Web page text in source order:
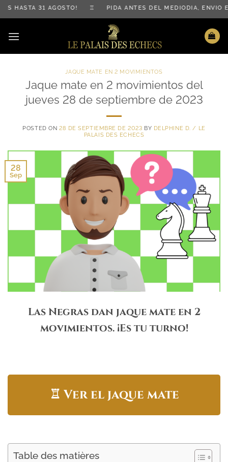
Saltar
al
contenido
HASTA 31 AGOSTO! ♖ PIDA ANTES DEL MEDIODÍA, ENVÍO
JAQUE MATE EN 2 MOVIMIENTOS
Jaque mate en 2 movimientos del
jueves 28 de septiembre de 2023
POSTED ON 28 DE SEPTIEMBRE DE 2023 BY DELPHINE D. / LE
PALAIS DES ECHECS
28
Sep
Las Negras dan jaque mate en 2
movimientos. ¡Es tu turno!
♖ Ver el jaque mate
Table des matières